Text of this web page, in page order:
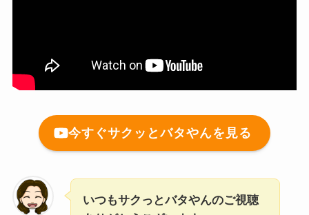
今すぐサクッとバタやんを見る
いつもサクっとバタやんのご視聴